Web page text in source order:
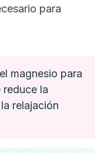
para
magnesio para
reduce la
relajación